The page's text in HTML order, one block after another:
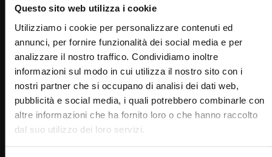
Questo sito web utilizza i cookie
Utilizziamo i cookie per personalizzare contenuti ed
annunci, per fornire funzionalità dei social media e per
analizzare il nostro traffico. Condividiamo inoltre
informazioni sul modo in cui utilizza il nostro sito con i
nostri partner che si occupano di analisi dei dati web,
pubblicità e social media, i quali potrebbero combinarle con
altre informazioni che ha fornito loro o che hanno raccolto
dal suo utilizzo dei loro servizi.
Padre Pio
PADRE PIO TV
Emittente televisiva cattolica dei frati cappuccini di San
Giovanni Rotondo.